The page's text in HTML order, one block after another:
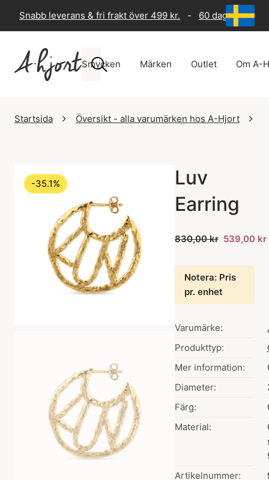
Snabb leverans & fri frakt över 499 kr. - 60 dagars
Smycken Märken Outlet Om A-
Startsida Översikt - alla varumärken hos A-Hjort
-35.1%
Luv
Earring
830,00 kr 539,00 kr
Notera: Pris
pr. enhet
Varumärke:
Produkttyp:
Mer information:
Diameter:
Färg:
Material:
Artikelnummer: